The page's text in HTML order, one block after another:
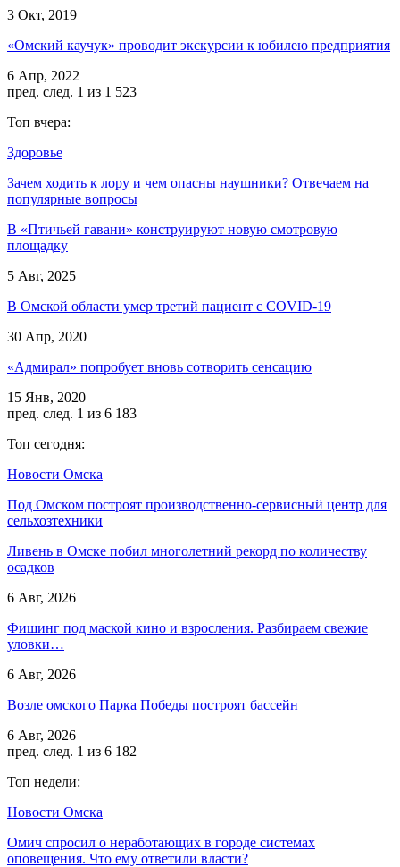
3 Окт, 2019
«Омский каучук» проводит экскурсии к юбилею предприятия
6 Апр, 2022
пред. след. 1 из 1 523
Топ вчера:
Здоровье
Зачем ходить к лору и чем опасны наушники? Отвечаем на
популярные вопросы
В «Птичьей гавани» конструируют новую смотровую
площадку
5 Авг, 2025
В Омской области умер третий пациент с COVID-19
30 Апр, 2020
«Адмирал» попробует вновь сотворить сенсацию
15 Янв, 2020
пред. след. 1 из 6 183
Топ сегодня:
Новости Омска
Под Омском построят производственно-сервисный центр для
сельхозтехники
Ливень в Омске побил многолетний рекорд по количеству
осадков
6 Авг, 2026
Фишинг под маской кино и взросления. Разбираем свежие
уловки…
6 Авг, 2026
Возле омского Парка Победы построят бассейн
6 Авг, 2026
пред. след. 1 из 6 182
Топ недели:
Новости Омска
Омич спросил о неработающих в городе системах
оповещения. Что ему ответили власти?